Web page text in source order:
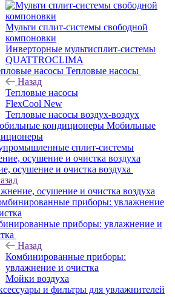
Мульти сплит-системы свободной
компоновки
Инверторные мультисплит-системы
QUATTROCLIMA
Тепловые насосы
Назад
Тепловые насосы
FlexCool New
Тепловые насосы воздух-воздух
Мобильные
сплит-системы
осушение и очистка воздуха
осушение и очистка воздуха
приборы: увлажнение и
Назад
Комбинированные приборы:
увлажнение и очистка
Мойки воздуха